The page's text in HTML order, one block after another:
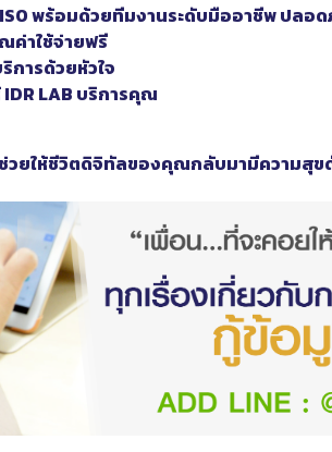
พร้อมด้วยทีมงานระดับมืออาชีพ ปลอ
ค่าใช้จ่ายฟรี
การด้วยหัวใจ
LAB บริการคุณ
วยให้ชีวิตดิจิทัลของคุณกลับมามีความสุข